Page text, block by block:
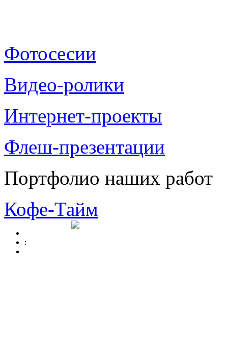
Фотосесии
Видео-ролики
Интернет-проекты
Флеш-презентации
Портфолио наших работ
Кофе-Тайм
: